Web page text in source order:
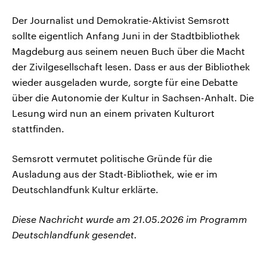
Der Journalist und Demokratie-Aktivist Semsrott
sollte eigentlich Anfang Juni in der Stadtbibliothek
Magdeburg aus seinem neuen Buch über die Macht
der Zivilgesellschaft lesen. Dass er aus der Bibliothek
wieder ausgeladen wurde, sorgte für eine Debatte
über die Autonomie der Kultur in Sachsen-Anhalt. Die
Lesung wird nun an einem privaten Kulturort
stattfinden.
Semsrott vermutet politische Gründe für die
Ausladung aus der Stadt-Bibliothek, wie er im
Deutschlandfunk Kultur erklärte.
Diese Nachricht wurde am 21.05.2026 im Programm
Deutschlandfunk gesendet.